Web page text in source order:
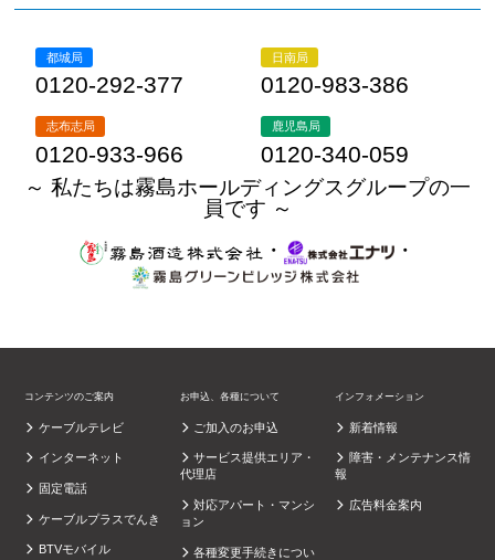
都城局
0120-292-377
日南局
0120-983-386
志布志局
0120-933-966
鹿児島局
0120-340-059
～ 私たちは霧島ホールディングスグループの一
員です ～
・
・
コンテンツのご案内
ケーブルテレビ
インターネット
固定電話
ケーブルプラスでんき
BTVモバイル
お申込、各種について
ご加入のお申込
サービス提供エリア・
代理店
対応アパート・マンシ
ョン
各種変更手続きについ
インフォメーション
新着情報
障害・メンテナンス情
報
広告料金案内